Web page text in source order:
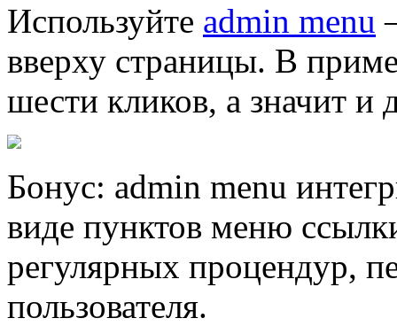
Используйте admin menu
вверху страницы. В
шести кликов, а значит и
Бонус: admin menu
виде пунктов меню
регулярных процендур,
пользователя.